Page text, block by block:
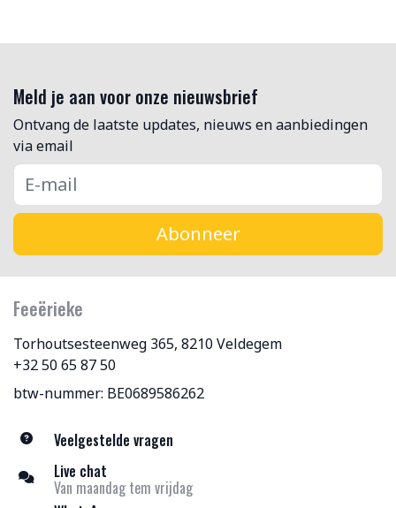
Meld je aan voor onze nieuwsbrief
Ontvang de laatste updates, nieuws en aanbiedingen
via email
Abonneer
Feeërieke
Torhoutsesteenweg 365, 8210 Veldegem
+32 50 65 87 50
btw-nummer: BE0689586262
Veelgestelde vragen
Live chat
Van maandag tem vrijdag